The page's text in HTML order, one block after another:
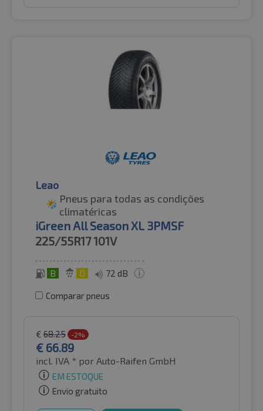
Leao
Pneus para todas as condições
climatéricas
iGreen All Season XL 3PMSF
225/55R17101V
B D 72 dB
Comparar pneus
€ 68.25 -2%
€ 66.89
incl. IVA * por Auto-Raifen GmbH
EM ESTOQUE
Envio gratuito